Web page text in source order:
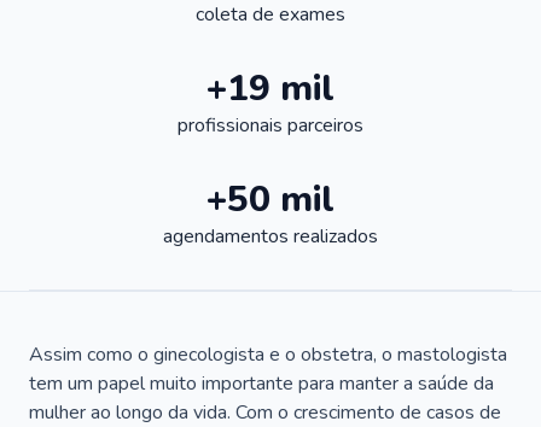
coleta de exames
+19 mil
profissionais parceiros
+50 mil
agendamentos realizados
Assim como o ginecologista e o obstetra, o mastologista
tem um papel muito importante para manter a saúde da
mulher ao longo da vida. Com o crescimento de casos de